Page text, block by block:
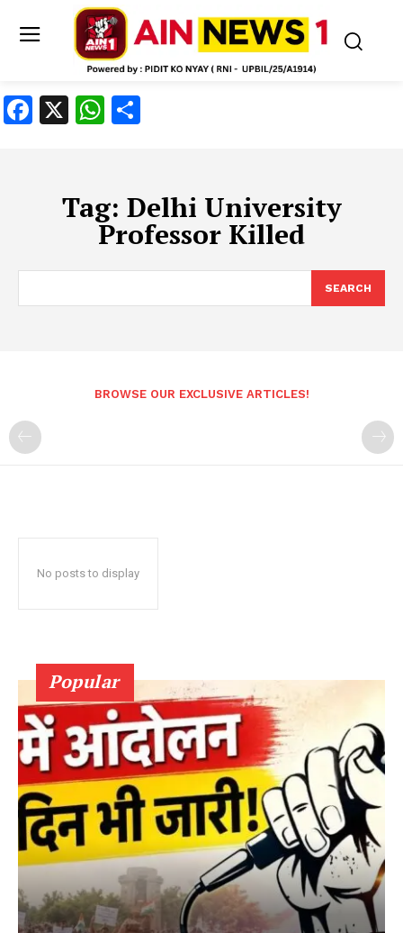
Facebook
X WhatsApp
Tag: Delhi University
Professor Killed
SEARCH
BROWSE OUR EXCLUSIVE ARTICLES!
No posts to display
Popular